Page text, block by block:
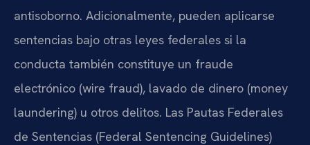
antisoborno. Adicionalmente, pueden aplicarse
sentencias bajo otras leyes federales si la
conducta también constituye un fraude
electrónico (wire fraud), lavado de dinero (money
laundering) u otros delitos. Las Pautas Federales
de Sentencias (Federal Sentencing Guidelines)